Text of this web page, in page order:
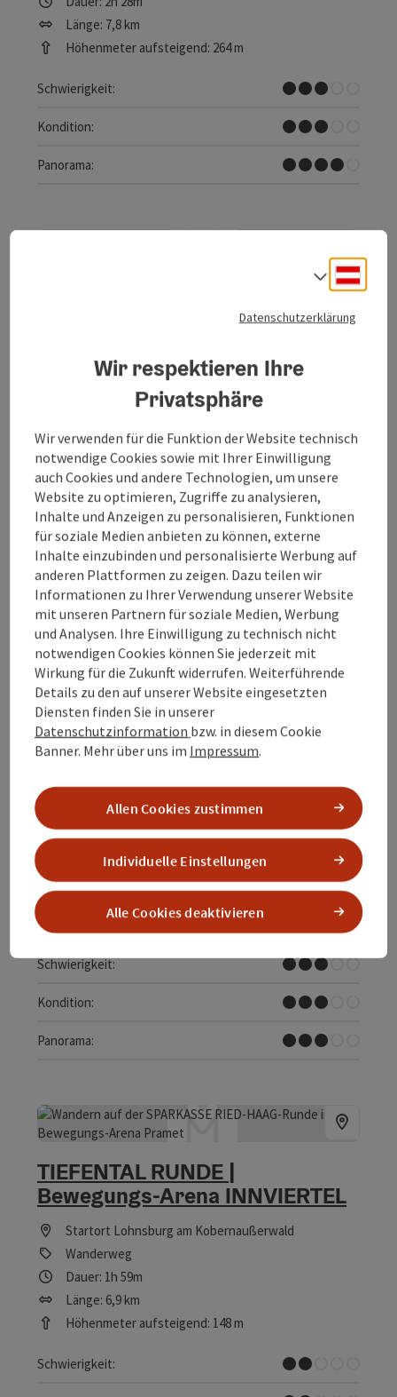
Länge: 7,8 km
Höhenmeter aufsteigend: 264 m
Schwierigkeit:
Mittel
Kondition:
Mittel
Panorama:
Tolles Panorama
Nordic-Walking-Strecke, Laufstrecke, Wanderweg
Länge: 9,4 km
Höhenmeter aufsteigend: 155 m
Schwierigkeit:
Leicht
Kondition:
Leicht
Panorama:
Einzelne Ausblicke
Arena INNVIERTEL
StartortLohnsburg am Kobernaußerwald
Wanderweg
Dauer: 2h 32m
Höhenmeter aufsteigend: 254 m
Schwierigkeit:
Mittel
Kondition:
Mittel
Panorama:
Einige Ausblicke
TIEFENTAL RUNDE |
Bewegungs-Arena INNVIERTEL
Startort Lohnsburg am Kobernaußerwald
Wanderweg
Dauer: 1h 59m
Länge: 6,9 km
Höhenmeter aufsteigend: 148 m
Schwierigkeit:
Leicht
Datenschutzerklärung
Wir respektieren Ihre
Privatsphäre
Wir verwenden für die Funktion der Website technisch
notwendige Cookies sowie mit Ihrer Einwilligung
auch Cookies und andere Technologien, um unsere
Website zu optimieren, Zugriffe zu analysieren,
Inhalte und Anzeigen zu personalisieren, Funktionen
für soziale Medien anbieten zu können, externe
Inhalte einzubinden und personalisierte Werbung auf
anderen Plattformen zu zeigen. Dazu teilen wir
Informationen zu Ihrer Verwendung unserer Website
mit unseren Partnern für soziale Medien, Werbung
und Analysen. Ihre Einwilligung zu technisch nicht
notwendigen Cookies können Sie jederzeit mit
Wirkung für die Zukunft widerrufen. Weiterführende
Details zu den auf unserer Website eingesetzten
Diensten finden Sie in unserer
Datenschutzinformation bzw. in diesem Cookie
Banner. Mehr über uns im Impressum.
Alle Cookies deaktivieren
Individuelle Einstellungen
Allen Cookies zustimmen